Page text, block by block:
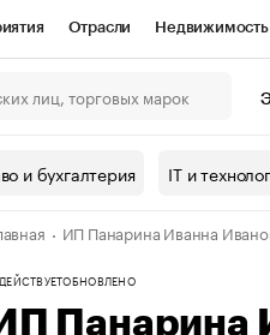
Отрасли Недвижимость
Проверка
валюты
и бухгалтерия IT и
ИП Панарина Иванна
ДЕЙСТВУЕТОБНОВЛЕНО
Панарина